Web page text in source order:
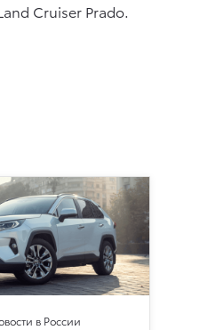
Cruiser Prado.
в России